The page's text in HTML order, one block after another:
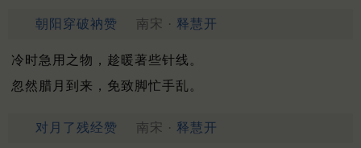
朝阳穿破衲赞 南宋 · 释慧开
冷时急用之物，趁暖著些针线。
忽然腊月到来，免致脚忙手乱。
对月了残经赞 南宋 · 释慧开